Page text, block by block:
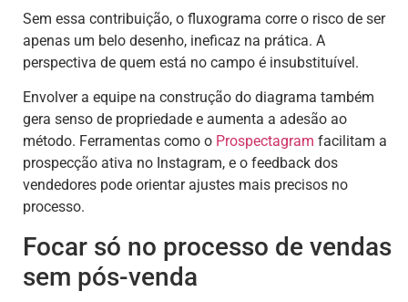
Sem essa contribuição, o fluxograma corre o risco de ser
apenas um belo desenho, ineficaz na prática. A
perspectiva de quem está no campo é insubstituível.
Envolver a equipe na construção do diagrama também
gera senso de propriedade e aumenta a adesão ao
método. Ferramentas como o Prospectagram facilitam a
prospecção ativa no Instagram, e o feedback dos
vendedores pode orientar ajustes mais precisos no
processo.
Focar só no processo de vendas
sem pós-venda